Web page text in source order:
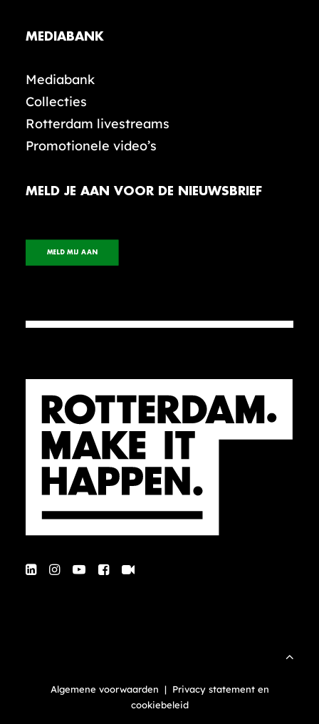
MEDIABANK
Mediabank
Collecties
Rotterdam livestreams
Promotionele video’s
MELD JE AAN VOOR DE NIEUWSBRIEF
MELD MIJ AAN
Algemene voorwaarden | Privacy statement en
cookiebeleid